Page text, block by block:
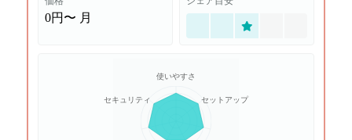
0円〜 月
使いやすさ
セットアップ
セキュリティ